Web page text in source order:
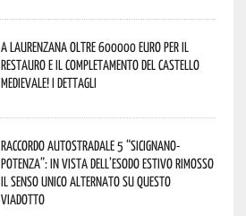
A Laurenzana oltre 600000 euro per il
restauro e il completamento del Castello
Medievale! I dettagli
Raccordo Autostradale 5 “Sicignano-
Potenza”: in vista dell’esodo estivo rimosso
il senso unico alternato su questo
viadotto